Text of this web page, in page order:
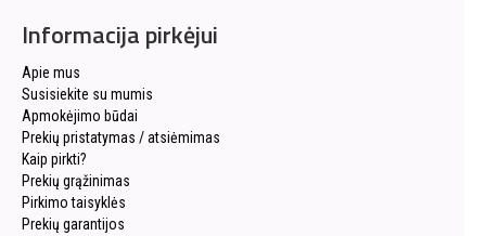
Informacija pirkėjui
Apie mus
Susisiekite su mumis
Apmokėjimo būdai
Prekių pristatymas / atsiėmimas
Kaip pirkti?
Prekių grąžinimas
Pirkimo taisyklės
Prekių garantijos